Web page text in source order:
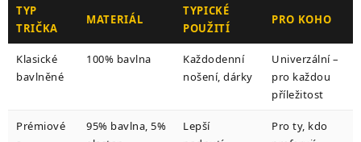
TYP
TRIČKA
MATERIÁL
TYPICKÉ
POUŽITÍ
PRO KOHO
Klasické
bavlněné
100% bavlna
Každodenní
nošení, dárky
Univerzální –
pro každou
příležitost
Prémiové
95% bavlna, 5%
Lepší
Pro ty, kdo